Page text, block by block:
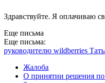
Здравствуйте. Я оплачиваю
Еще письма
Еще письма:
руководителю wildberries
Жалоба
О принятии решения по